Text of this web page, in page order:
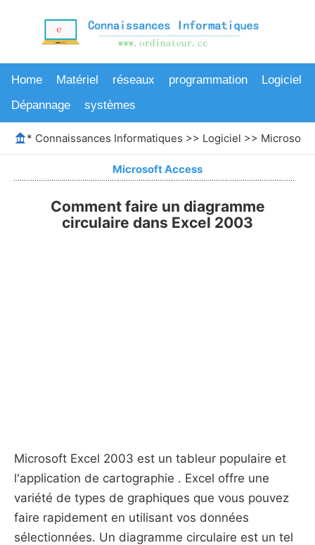
Home Matériel réseaux programmation
Logiciel
Dépannage
systèmes
* Connaissances Informatiques >> Logiciel >> Microsoft
Microsoft Access
Comment faire un diagramme
circulaire dans Excel 2003
Microsoft Excel 2003 est un tableur populaire et
l'application de cartographie . Excel offre une
variété de types de graphiques que vous pouvez
faire rapidement en utilisant vos données
sélectionnées. Un diagramme circulaire est un tel